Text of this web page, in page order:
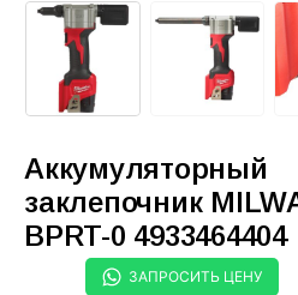
Аккумуляторный
заклепочник
BPRT-0 4933464404
ЗАПРОСИТЬ ЦЕНУ